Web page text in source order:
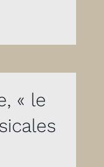
« le